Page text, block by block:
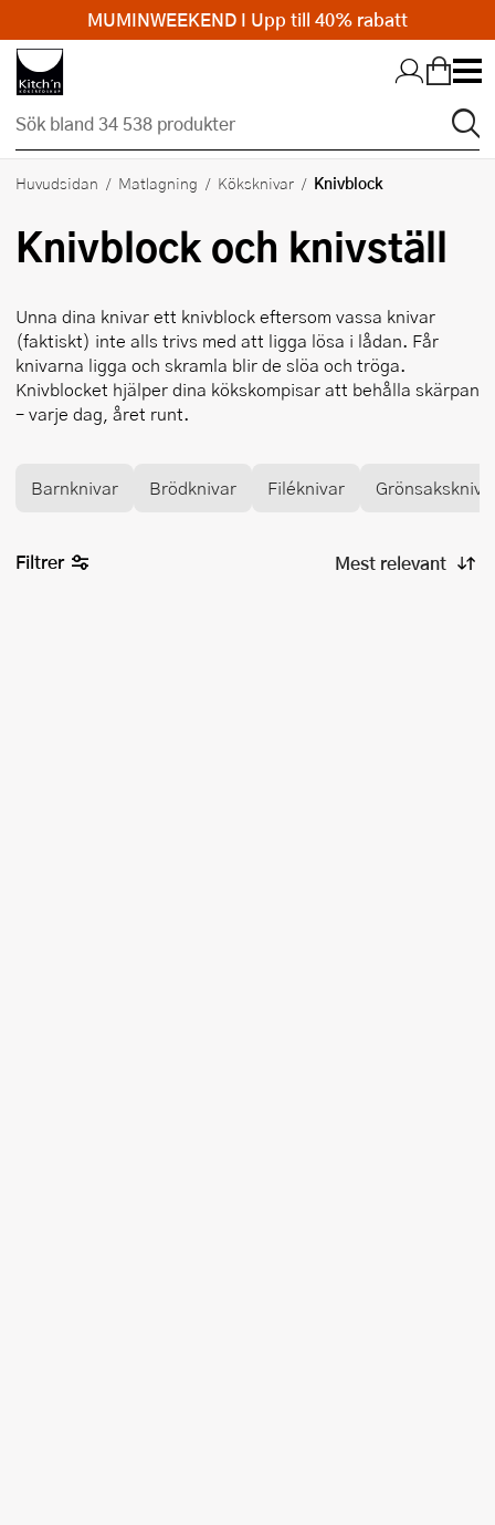
Hopp till huvudinnehållet
Huvudsidan Matlagning Köksknivar Knivblock
Knivblock och knivställ
Unna dina knivar ett knivblock eftersom vassa knivar
(faktiskt) inte alls trivs med att ligga lösa i lådan. Får
knivarna ligga och skramla blir de slöa och tröga.
Knivblocket hjälper dina kökskompisar att behålla skärpan
– varje dag, året runt.
Barnknivar Brödknivar Filéknivar Grönsakskniv
Filtrer
MUMINWEEKEND I Upp till 40% rabatt